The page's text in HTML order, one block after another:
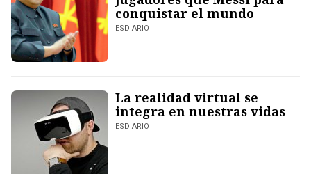
conquistar el mundo
ESDIARIO
La realidad virtual se
integra en nuestras vidas
ESDIARIO